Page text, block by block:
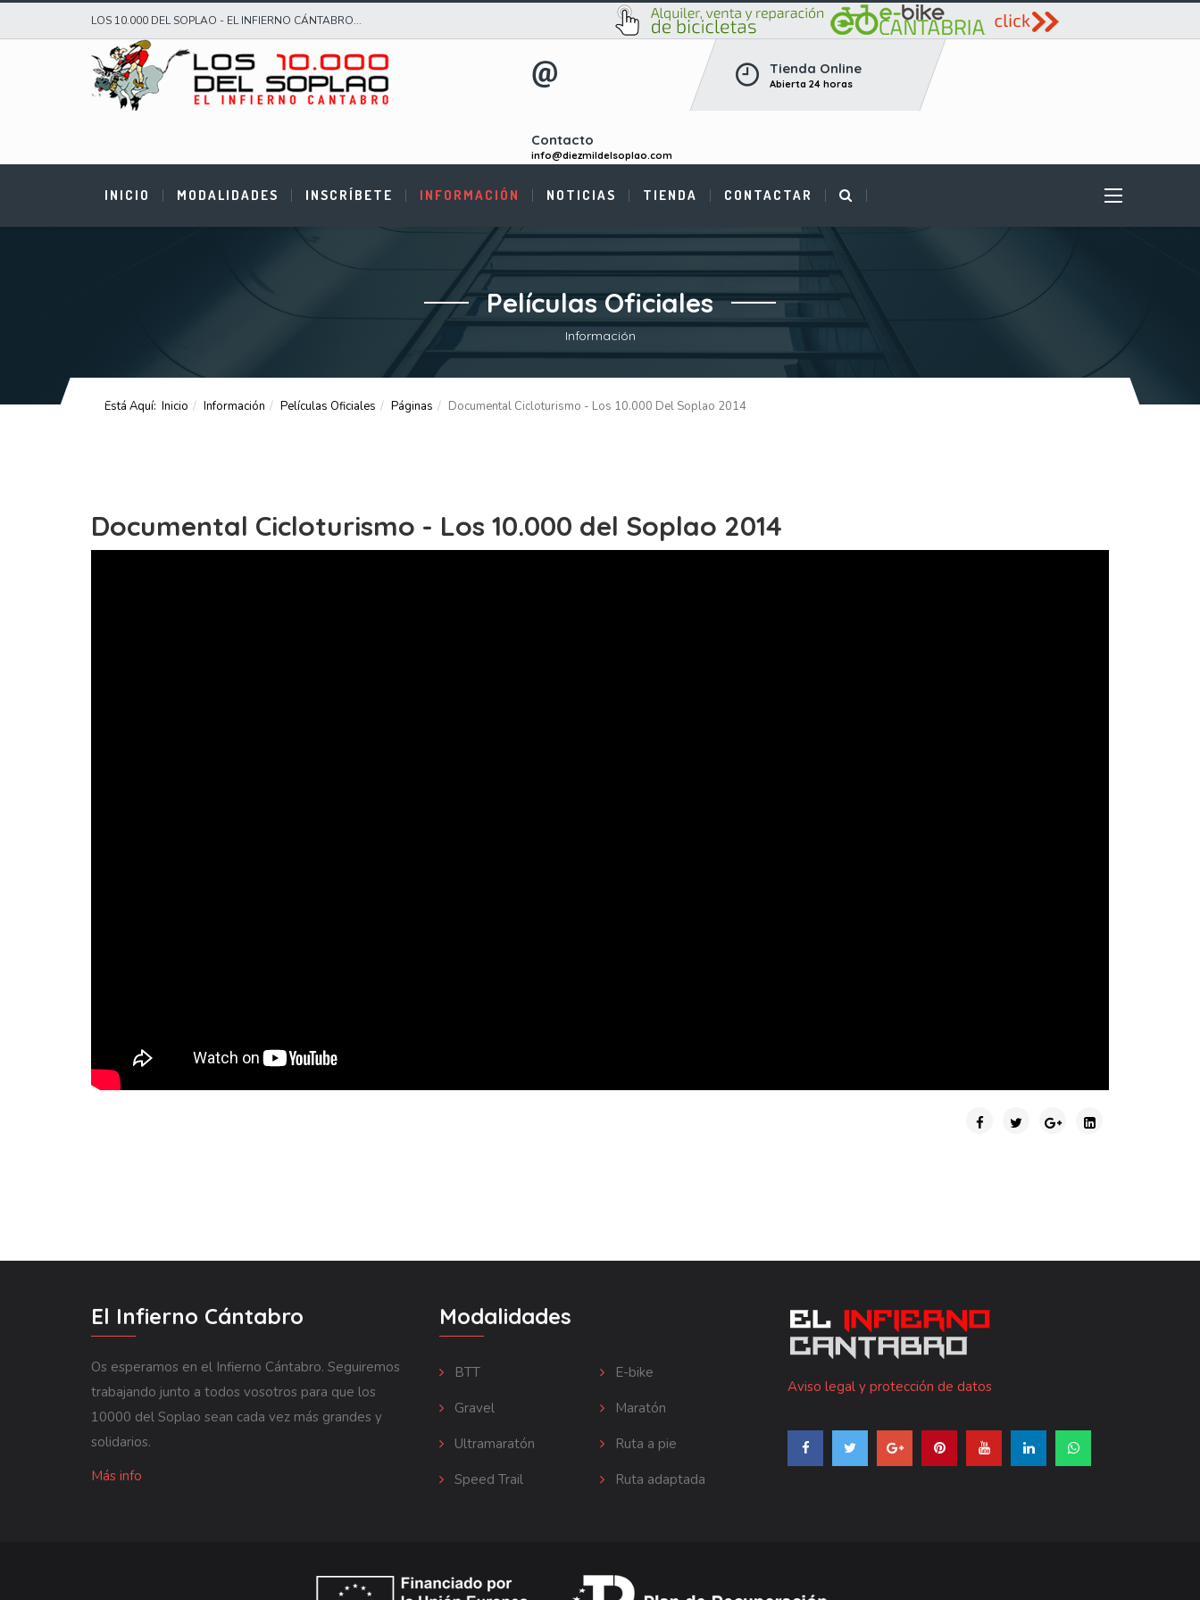
LOS 10.000 DEL SOPLAO - EL INFIERNO CÁNTABRO...
Contacto
info@diezmildelsoplao.com
Tienda Online
Abierta 24 horas
INICIO MODALIDADES INSCRÍBETE INFORMACIÓN NOTICIAS TIENDA CONTACTAR
Películas Oficiales
Información
Está Aquí: Inicio Información Películas Oficiales Páginas Documental Cicloturismo - Los 10.000 Del Soplao 2014
Documental Cicloturismo - Los 10.000 del Soplao 2014
El Infierno Cántabro
Os esperamos en el Infierno Cántabro. Seguiremos
trabajando junto a todos vosotros para que los
10000 del Soplao sean cada vez más grandes y
solidarios.
Más info
Modalidades
BTT
E-bike
Gravel
Maratón
Ultramaratón
Ruta a pie
Speed Trail
Ruta adaptada
Aviso legal y protección de datos